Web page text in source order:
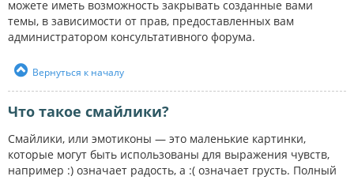
можете иметь возможность закрывать созданные вами
темы, в зависимости от прав, предоставленных вам
администратором консультативного форума.
Вернуться к началу
Что такое смайлики?
Смайлики, или эмотиконы — это маленькие картинки,
которые могут быть использованы для выражения чувств,
например :) означает радость, а :( означает грусть. Полный